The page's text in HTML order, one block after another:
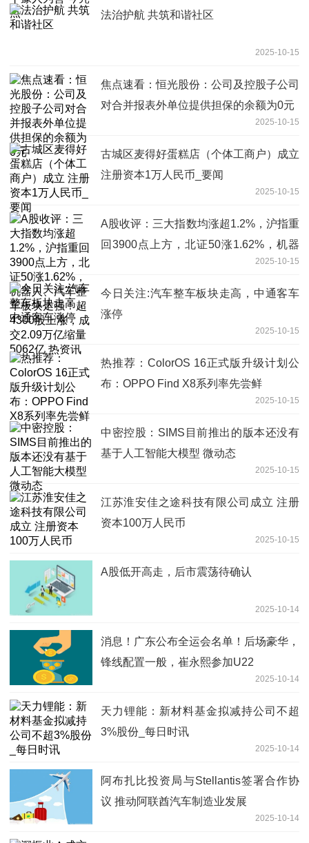
法治护航 共筑和谐社区
2025-10-15
焦点速看：恒光股份：公司及控股子公司
对合并报表外单位提供担保的余额为0元
2025-10-15
古城区麦得好蛋糕店（个体工商户）成立
注册资本1万人民币_要闻
2025-10-15
A股收评：三大指数均涨超1.2%，沪指重
回3900点上方，北证50涨1.62%，机器
人、汽车整车板块走强！超4300股上
涨，成交2.09万亿缩量5062亿 热资讯
2025-10-15
今日关注:汽车整车板块走高，中通客车
涨停
2025-10-15
热推荐：ColorOS 16正式版升级计划公
布：OPPO Find X8系列率先尝鲜
2025-10-15
中密控股：SIMS目前推出的版本还没有
基于人工智能大模型 微动态
2025-10-15
江苏淮安佳之途科技有限公司成立 注册
资本100万人民币
2025-10-15
A股低开高走，后市震荡待确认
2025-10-14
消息！广东公布全运会名单！后场豪华，
锋线配置一般，崔永熙参加U22
2025-10-14
天力锂能：新材料基金拟减持公司不超
3%股份_每日时讯
2025-10-14
阿布扎比投资局与Stellantis签署合作协
议 推动阿联酋汽车制造业发展
2025-10-14